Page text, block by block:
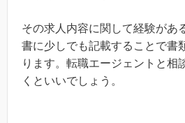
その求人内容に関して経験があ
書に少しでも記載することで書
ります。転職エージェントと相
くといいでしょう。